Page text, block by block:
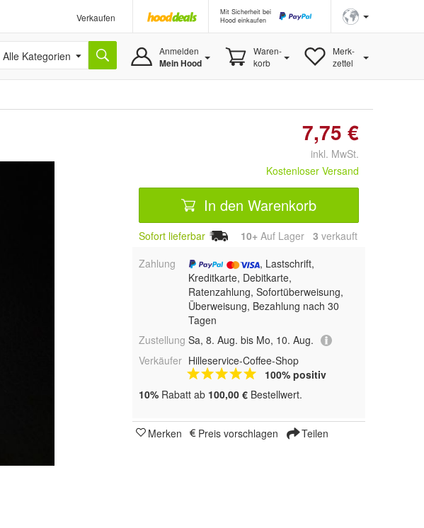
Verkaufen
Mit Sicherheit bei
Hood einkaufen
Alle Kategorien Anmelden
Mein Hood
Waren-
korb
Merk-
zettel
7,75 €
inkl. MwSt.
Kostenloser Versand
In den Warenkorb
Sofort lieferbar 10+ Auf Lager 3 verkauft
Zahlung
, Lastschrift,
Kreditkarte, Debitkarte,
Ratenzahlung, Sofortüberweisung,
Überweisung, Bezahlung nach 30
Tagen
Zustellung Sa, 8. Aug. bis Mo, 10. Aug.
Verkäufer Hilleservice-Coffee-Shop
100% positiv
10% Rabatt ab 100,00 € Bestellwert.
Merken Preis vorschlagen Teilen